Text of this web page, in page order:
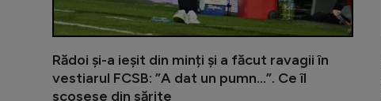
Rădoi și-a ieșit din minți și a făcut ravagii în
vestiarul FCSB: ”A dat un pumn...”. Ce îl
scosese din sărite